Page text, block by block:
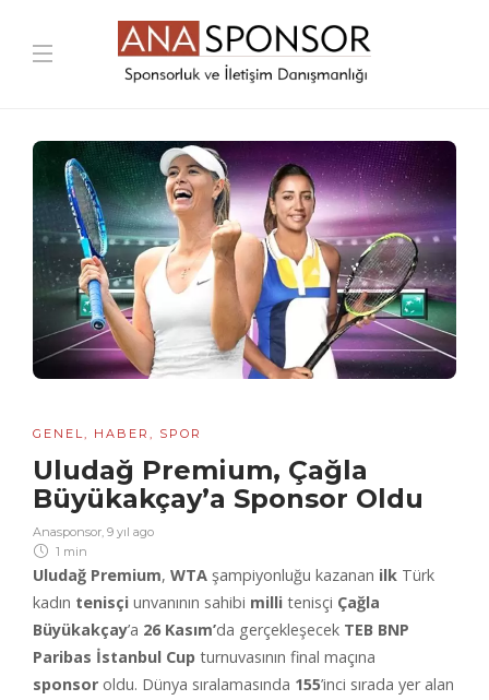
GENEL, HABER , SPOR
Uludağ Premium, Çağla
Büyükakçay’a Sponsor Oldu
Anasponsor, 9 yıl ago
1 min
Uludağ Premium, WTA şampiyonluğu kazanan ilk Türk
kadın tenisçi unvanının sahibi milli tenisçi Çağla
Büyükakçay’a 26 Kasım’da gerçekleşecek TEB BNP
Paribas İstanbul Cup turnuvasının final maçına
sponsor oldu. Dünya sıralamasında 155’inci sırada yer alan